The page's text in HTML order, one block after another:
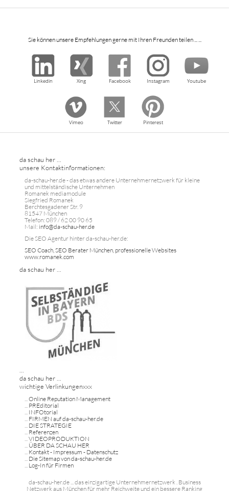
Sie können unsere Empfehlungen gerne mit Ihren Freunden teilen ... ...
Linkedin Xing Facebook Instagram Youtube
Vimeo Twitter Pinterest
da schau her ...
unsere Kontaktinformationen:
da-schau-her.de - das etwas andere Unternehmernetzwerk für kleine
und mittelständische Unternehmen
Romanek mediamodule
Siegfried Romanek
Berchtesgadener Str. 9
81547 München
Telefon: 089 / 62 00 90 65
Mail: info@da-schau-her.de
Die SEO Agentur hinter da-schau-her.de:
SEO Coach, SEO Berater München, professionelle Websites
www.romanek.com
da schau her ...
...
da schau her ...
wichtige Verlinkungenxxx
...Online Reputation Management
... PREditorial
... INFOtorial
... FIRMEN auf da-schau-her.de
... DIE STRATEGIE
... Referenzen
...VIDEOPRODUKTION
... ÜBER DA SCHAU HER
... Kontakt - Impressum - Datenschutz
... Die Sitemap von da-schau-her.de
... Log-In für Firmen
da-schau-her.de ... das einzigartige Unternehmernetzwerk . Business
Netzwerk aus München für mehr Reichweite und ein bessere Ranking